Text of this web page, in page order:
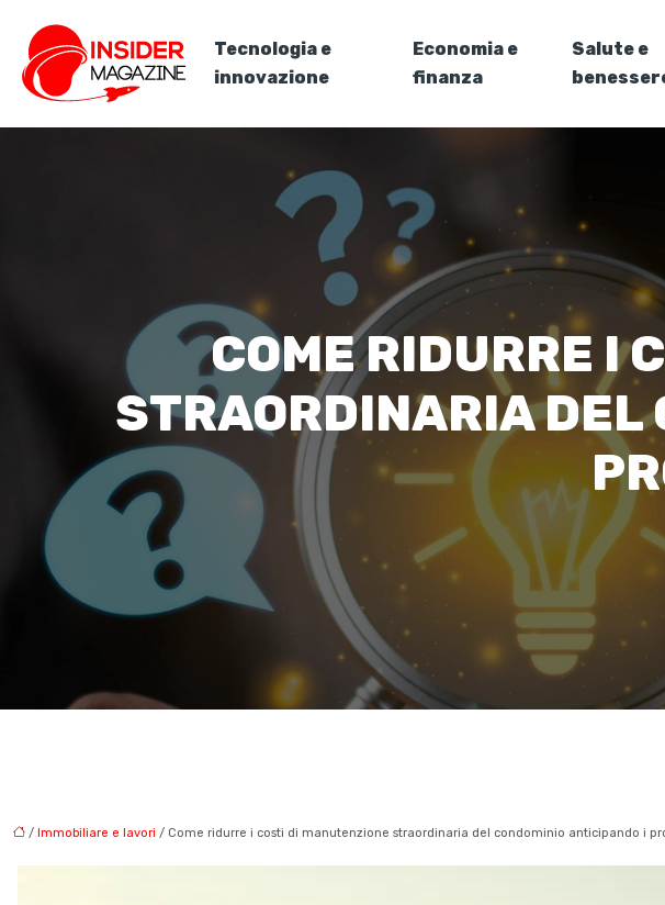
Tecnologia e
innovazione
Economia e
finanza
Salute e
COME RIDURRE I
STRAORDINARIA DEL
/ Immobiliare e lavori / Come ridurre i costi di manutenzione straordinaria del condominio anticipando i